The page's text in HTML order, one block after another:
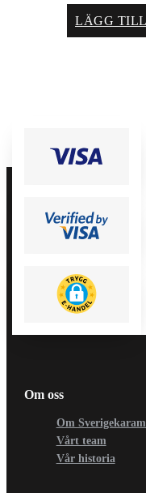
LÄGG TILL
Om oss
Om
Vårt team
Vår historia